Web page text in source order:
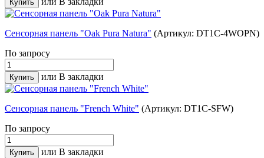
Сенсорная панель "Oak Pura Natura" (Артикул: DT1C-4WOPN)
По запросу
или В закладки
Сенсорная панель "French White" (Артикул: DT1C-SFW)
По запросу
или В закладки